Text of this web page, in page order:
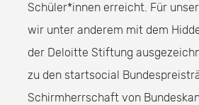
Schüler*innen erreicht. Für
wir unter anderem mit dem
der Deloitte Stiftung
zu den startsocial
Schirmherrschaft von